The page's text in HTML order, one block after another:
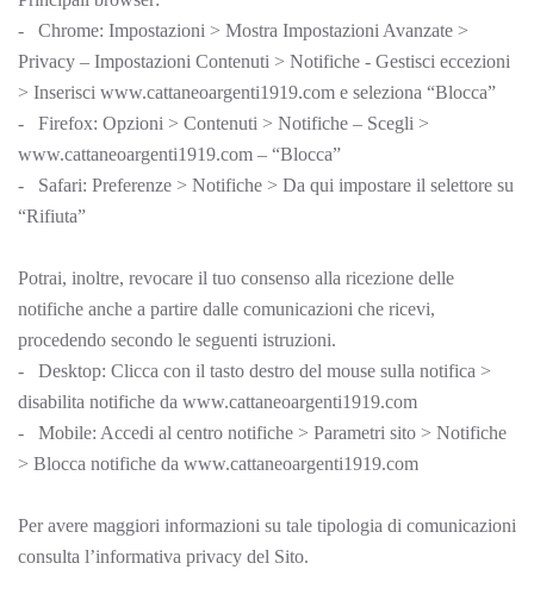
- Chrome: Impostazioni > Mostra Impostazioni Avanzate >
Privacy – Impostazioni Contenuti > Notifiche - Gestisci eccezioni
> Inserisci www.cattaneoargenti1919.com e seleziona “Blocca”
- Firefox: Opzioni > Contenuti > Notifiche – Scegli >
www.cattaneoargenti1919.com – “Blocca”
- Safari: Preferenze > Notifiche > Da qui impostare il selettore su
“Rifiuta”
Potrai, inoltre, revocare il tuo consenso alla ricezione delle
notifiche anche a partire dalle comunicazioni che ricevi,
procedendo secondo le seguenti istruzioni.
- Desktop: Clicca con il tasto destro del mouse sulla notifica >
disabilita notifiche da www.cattaneoargenti1919.com
- Mobile: Accedi al centro notifiche > Parametri sito > Notifiche
> Blocca notifiche da www.cattaneoargenti1919.com
Per avere maggiori informazioni su tale tipologia di comunicazioni
consulta l’informativa privacy del Sito.